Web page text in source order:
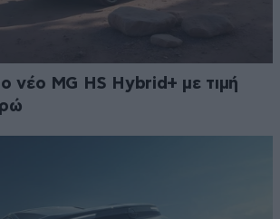
νέο MG HS Hybrid+ με τιμή